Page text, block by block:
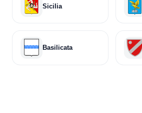
Sicilia
Basilicata